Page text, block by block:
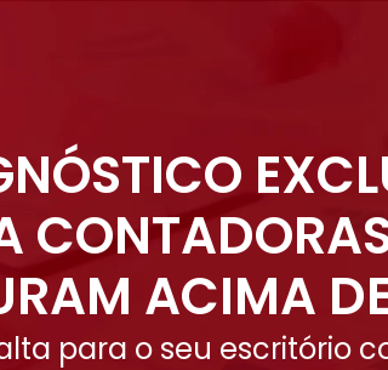
ACIMA
para o seu escritório